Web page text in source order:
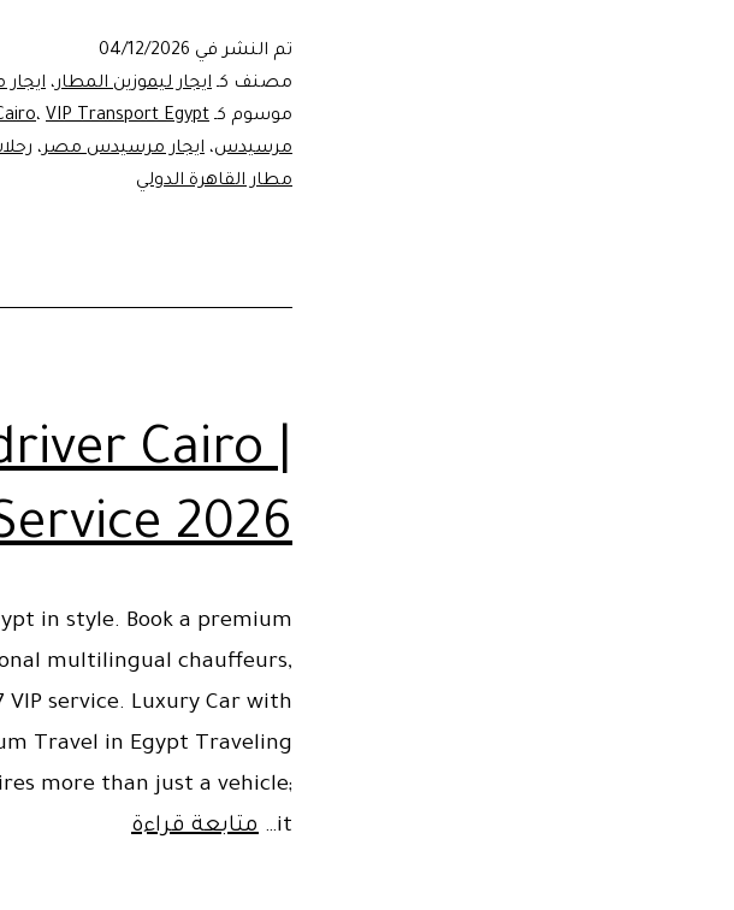
Egypt
with
Driver
|
إيجار
تم النشر في 04/12/2026
مصنف كـ ايجار ليموزين المطار،
موسوم كـ
، VIP Transport Egypt
مرسيدس، ايجار مرسيدس مصر،
مطار القاهرة الدولي
Cairo |
2026
in style. Book a premium
multilingual chauffeurs,
VIP service. Luxury Car with
Travel in Egypt Traveling
more than just a vehicle;
it…
متابعة قراءة